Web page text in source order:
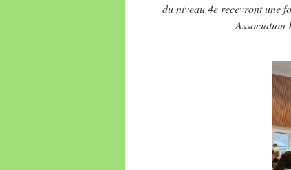
du niveau 4e recevront une
Association